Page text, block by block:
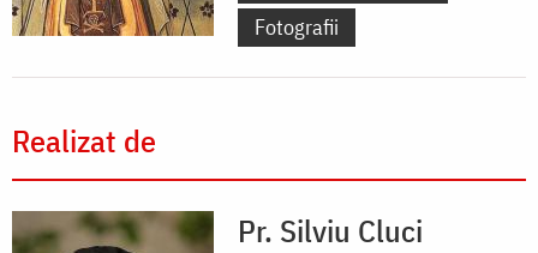
Fotografii
Realizat de
Pr. Silviu Cluci